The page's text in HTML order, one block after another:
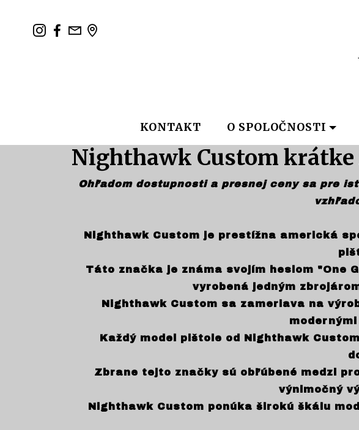
KONTAKT O SPOLOČNOSTI
Nighthawk Custom krátke
Ohľadom dostupnosti a presnej ceny sa pre
Nighthawk Custom je prestížna americká
Táto značka je známa svojím heslom "One
vyrobená jedným
Nighthawk Custom sa zameriava na
Každý model pištole od Nighthawk
Zbrane tejto značky sú obľúbené medzi
výnimočný
Nighthawk Custom ponúka širokú škálu